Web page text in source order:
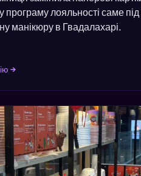
програму лояльності саме
манікюру в Гвадалахарі.
→